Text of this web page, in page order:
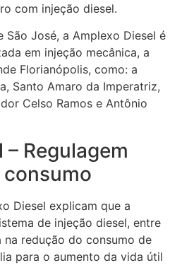
com injeção diesel.
São José, a Amplexo Diesel é
em injeção mecânica, a
Florianópolis, como: a
Santo Amaro da Imperatriz,
Celso Ramos e Antônio
Regulagem
Diesel explicam que a
de injeção diesel, entre
redução do consumo de
para o aumento da vida útil